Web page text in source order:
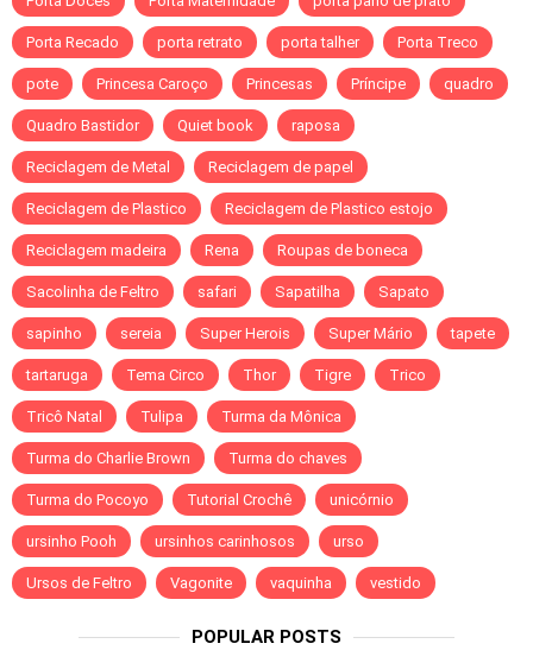
Porta Recado porta retrato porta talher Porta Treco
pote Princesa Caroço Princesas Príncipe quadro
Quadro Bastidor Quiet book raposa
Reciclagem de Metal Reciclagem de papel
Reciclagem de Plastico Reciclagem de Plastico estojo
Reciclagem madeira Rena Roupas de boneca
Sacolinha de Feltro safari Sapatilha Sapato
sapinho sereia Super Herois Super Mário tapete
tartaruga Tema Circo Thor Tigre Trico
Tricô Natal Tulipa Turma da Mônica
Turma do Charlie Brown Turma do chaves
Turma do Pocoyo Tutorial Crochê unicórnio
ursinho Pooh ursinhos carinhosos urso
Ursos de Feltro Vagonite vaquinha vestido
POPULAR POSTS